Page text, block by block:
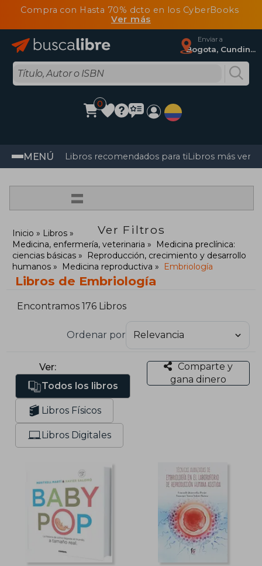
Compra con Hasta 70% dcto en los CyberBooks
Ver más
Enviar a
Bogota, Cundinamarca
0
MENÚ Libros recomendados para tiLibros más
=
Ver Filtros
Inicio
Libros
Medicina, enfermería, veterinaria
Medicina preclínica:
ciencias básicas
Reproducción, crecimiento y desarrollo
humanos
Medicina reproductiva Embriología
Libros de Embriología
Encontramos 176 Libros
Ordenar por
Ver:
Todos los libros
Libros Físicos
Libros Digitales
Comparte y
gana dinero